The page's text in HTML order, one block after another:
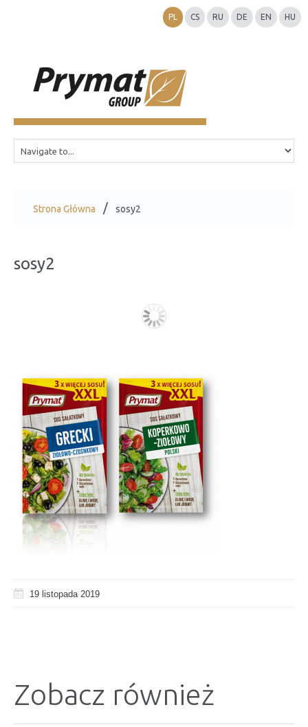
PL CS RU DE EN HU
Strona Główna sosy2
sosy2
19 listopada 2019
Zobacz również